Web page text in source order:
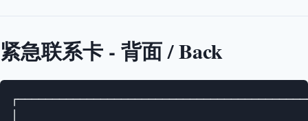
紧急联系卡 - 背面 / Back